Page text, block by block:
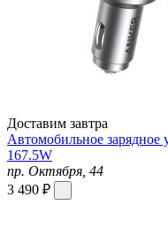
Доставим завтра
Автомобильное зарядное
167.5W
пр. Октября, 44
3 490 ₽